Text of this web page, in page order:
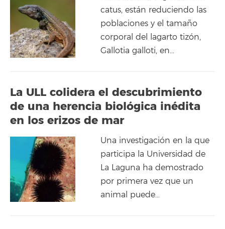
catus, están reduciendo las
poblaciones y el tamaño
corporal del lagarto tizón,
Gallotia galloti, en…
La ULL colidera el descubrimiento
de una herencia biológica inédita
en los erizos de mar
Una investigación en la que
participa la Universidad de
La Laguna ha demostrado
por primera vez que un
animal puede…